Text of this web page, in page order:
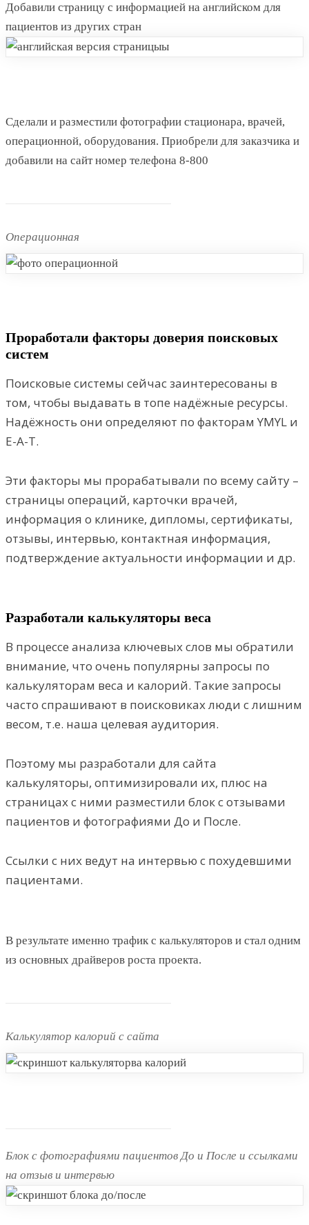
Добавили страницу с информацией на английском для
пациентов из других стран
Сделали и разместили фотографии стационара, врачей,
операционной, оборудования. Приобрели для заказчика и
добавили на сайт номер телефона 8-800
Операционная
Проработали факторы доверия поисковых
систем
Поисковые системы сейчас заинтересованы в
том, чтобы выдавать в топе надёжные ресурсы.
Надёжность они определяют по факторам YMYL и
E-A-T.
Эти факторы мы прорабатывали по всему сайту –
страницы операций, карточки врачей,
информация о клинике, дипломы, сертификаты,
отзывы, интервью, контактная информация,
подтверждение актуальности информации и др.
Разработали калькуляторы веса
В процессе анализа ключевых слов мы обратили
внимание, что очень популярны запросы по
калькуляторам веса и калорий. Такие запросы
часто спрашивают в поисковиках люди с лишним
весом, т.е. наша целевая аудитория.
Поэтому мы разработали для сайта
калькуляторы, оптимизировали их, плюс на
страницах с ними разместили блок с отзывами
пациентов и фотографиями До и После.
Ссылки с них ведут на интервью с похудевшими
пациентами.
В результате именно трафик с калькуляторов и стал одним
из основных драйверов роста проекта.
Калькулятор калорий с сайта
Блок с фотографиями пациентов До и После и ссылками
на отзыв и интервью